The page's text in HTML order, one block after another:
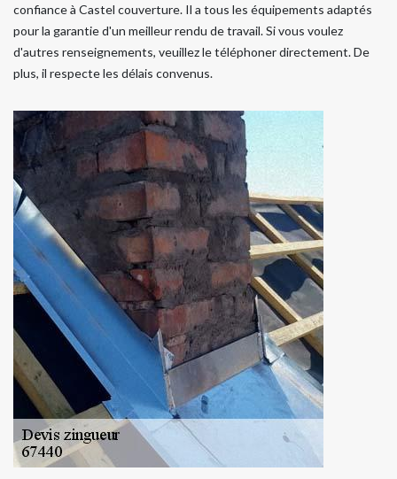
confiance à Castel couverture. Il a tous les équipements adaptés
pour la garantie d'un meilleur rendu de travail. Si vous voulez
d'autres renseignements, veuillez le téléphoner directement. De
plus, il respecte les délais convenus.